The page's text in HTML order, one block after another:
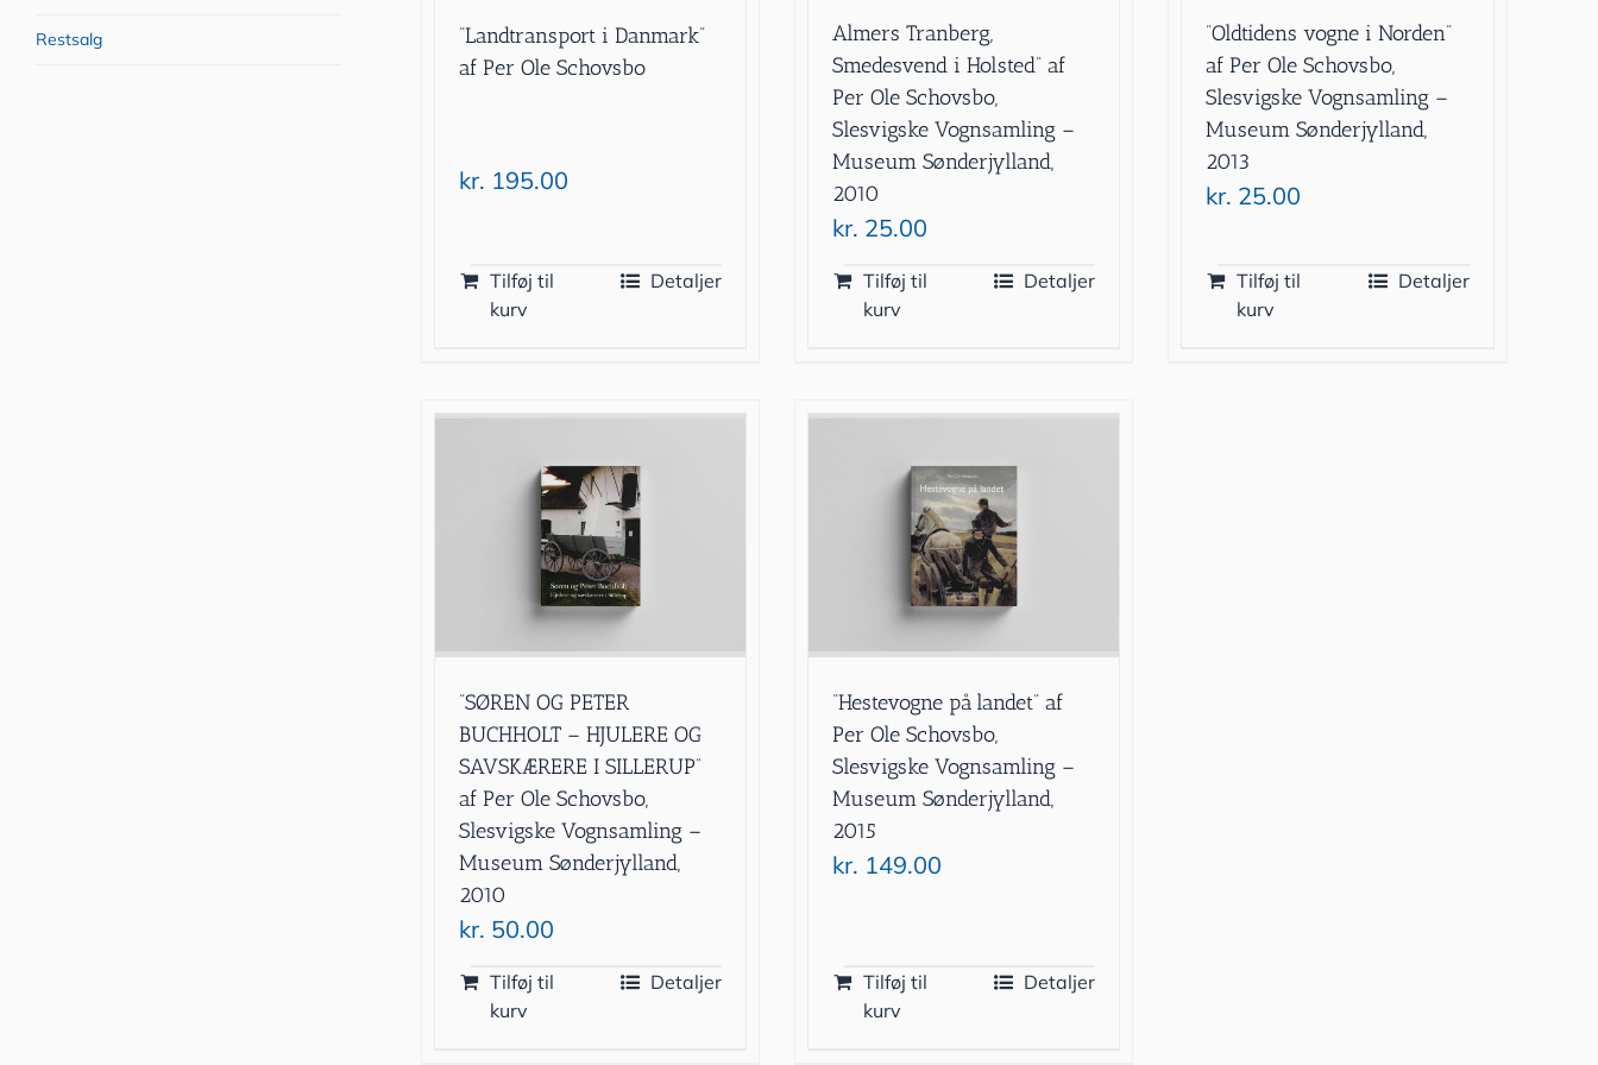
“Landtransport i Danmark”
af Per Ole Schovsbo
kr. 195.00
Tilføj til
kurv
Detaljer
Almers Tranberg,
Smedesvend i Holsted” af
Per Ole Schovsbo,
Slesvigske Vognsamling –
Museum Sønderjylland,
2010
kr. 25.00
Tilføj til
kurv
Detaljer
”Oldtidens vogne i Norden”
af Per Ole Schovsbo,
Slesvigske Vognsamling –
Museum Sønderjylland,
2013
kr. 25.00
Tilføj til
kurv
Detaljer
”SØREN OG PETER
BUCHHOLT – HJULERE OG
SAVSKÆRERE I SILLERUP”
af Per Ole Schovsbo,
Slesvigske Vognsamling –
Museum Sønderjylland,
2010
kr. 50.00
Tilføj til
kurv
Detaljer
”Hestevogne på landet” af
Per Ole Schovsbo,
Slesvigske Vognsamling –
Museum Sønderjylland,
2015
kr. 149.00
Tilføj til
kurv
Detaljer
Restsalg